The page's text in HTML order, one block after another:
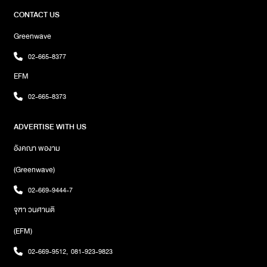
CONTACT US
Greenwave
02-665-8377
EFM
02-665-8373
ADVERTISE WITH US
อังคณา พองาม
(Greenwave)
02-669-9444-7
จุฑา วนศานติ
(EFM)
02-669-9512, 081-923-9823